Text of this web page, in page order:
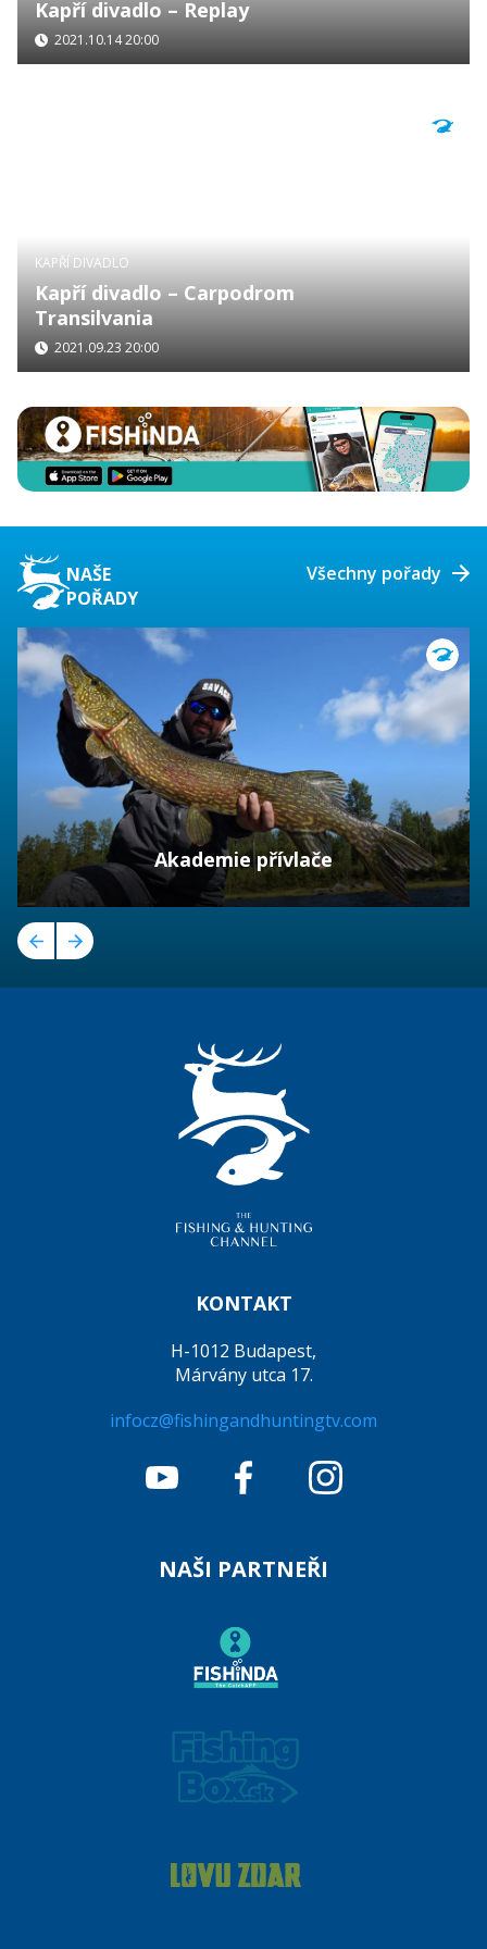
Kapří divadlo – Replay
2021.10.14 20:00
KAPŘÍ DIVADLO
Kapří divadlo – Carpodrom
Transilvania
2021.09.23 20:00
NAŠE
POŘADY
Všechny pořady
Akademie přívlače
KONTAKT
H-1012 Budapest,
Márvány utca 17.
infocz@fishingandhuntingtv.com
NAŠI PARTNEŘI